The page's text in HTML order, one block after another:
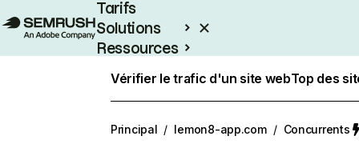
Tarifs
Solutions
Ressources
Vérifier le trafic d'un site webTop des
Principal / lemon8-app.com / Concurrents